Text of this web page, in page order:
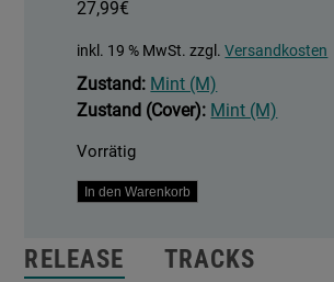
27,99€
inkl. 19 % MwSt. zzgl.Versandkosten
Zustand: Mint (M)
Zustand (Cover): Mint (M)
Vorrätig
A
Backstreet
Christmas
In den Warenkorb
RELEASE TRACKS